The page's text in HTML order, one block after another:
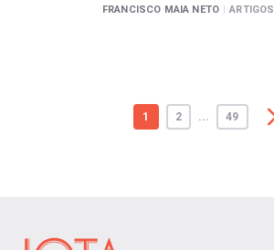
FRANCISCO MAIA NETO | ARTIGOS
1 2 ... 49